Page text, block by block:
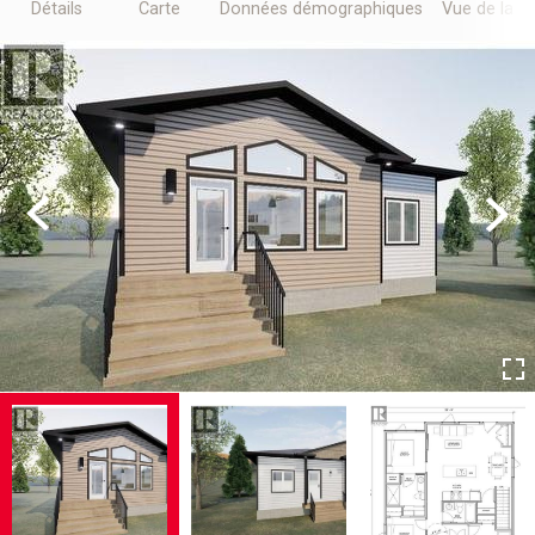
Détails Carte Données démographiques Vue de la
Previous Next